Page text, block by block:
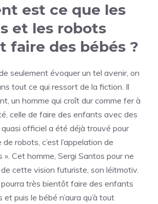
est ce que les
et les robots
faire des bébés ?
de seulement évoquer un tel avenir, on
tout ce qui ressort de la fiction. Il
un homme qui croît dur comme fer à
celle de faire des enfants avec des
officiel a été déjà trouvé pour
robots, c’est l’appelation de
». Cet homme, Sergi Santos pour ne
cette vision futuriste, son léitmotiv.
pourra très bientôt faire des enfants
puis le bébé n’aura qu’à tout